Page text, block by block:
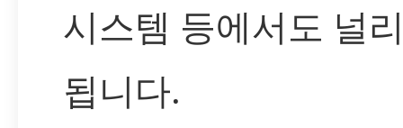
시스템 등에서도 널
됩니다.